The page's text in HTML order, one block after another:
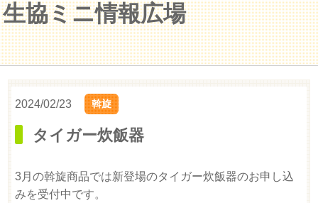
生協ミニ情報広場
2024/02/23 斡旋
タイガー炊飯器
3月の斡旋商品では新登場のタイガー炊飯器のお申し込
みを受付中です。